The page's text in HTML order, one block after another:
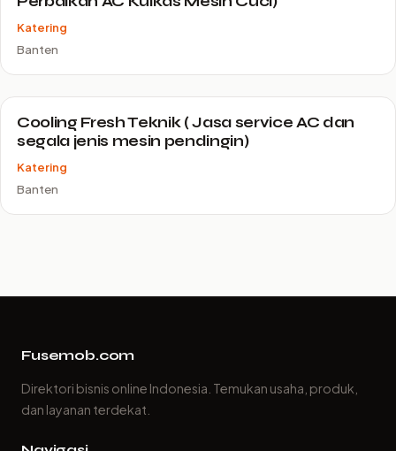
Katering
Banten
Cooling Fresh Teknik ( Jasa service AC dan
segala jenis mesin pendingin)
Katering
Banten
Fusemob.com
Direktori bisnis online Indonesia. Temukan usaha, produk,
dan layanan terdekat.